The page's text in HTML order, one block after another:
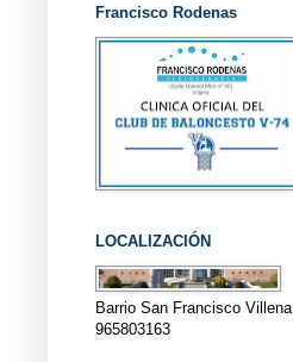
Francisco Rodenas
LOCALIZACIÓN
Barrio San Francisco Villena
965803163